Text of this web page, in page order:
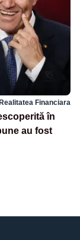
Realitatea Financiara
în
au fost